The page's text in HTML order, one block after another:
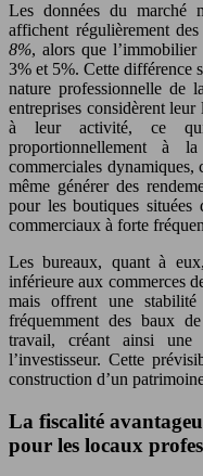
Les données du marché
affichent régulièrement des
8%, alors que l’immobilier
3% et 5%. Cette différence
nature professionnelle de
entreprises considèrent
à leur activité, ce
proportionnellement à
commerciales dynamiques,
même générer des
pour les boutiques situées
commerciaux à forte
Les bureaux, quant à
inférieure aux commerces
mais offrent une stabilité
fréquemment des baux
travail, créant ainsi une
l’investisseur. Cette
construction d’un
La fiscalité
pour les locaux